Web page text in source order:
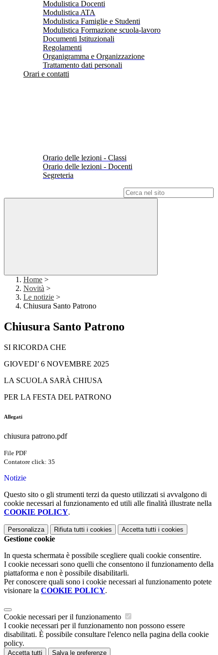
Modulistica Docenti
Modulistica ATA
Modulistica Famiglie e Studenti
Modulistica Formazione scuola-lavoro
Documenti Istituzionali
Regolamenti
Organigramma e Organizzazione
Trattamento dati personali
Orari e contatti
Orario delle lezioni - Classi
Orario delle lezioni - Docenti
Segreteria
Home >
Novità >
Le notizie >
Chiusura Santo Patrono
Chiusura Santo Patrono
SI RICORDA CHE
GIOVEDI’ 6 NOVEMBRE 2025
LA SCUOLA SARÀ CHIUSA
PER LA FESTA DEL PATRONO
Allegati
chiusura patrono.pdf
File PDF
Contatore click: 35
Notizie
Questo sito o gli strumenti terzi da questo utilizzati si avvalgono di
cookie necessari al funzionamento ed utili alle finalità illustrate nella
COOKIE POLICY.
Personalizza Rifiuta tutti i cookies Accetta tutti i cookies
Gestione cookie
In questa schermata è possibile scegliere quali cookie consentire.
I cookie necessari sono quelli che consentono il funzionamento della
piattaforma e non è possibile disabilitarli.
Per conoscere quali sono i cookie necessari al funzionamento potete
visionare la COOKIE POLICY.
Cookie necessari per il funzionamento
I cookie necessari per il funzionamento non possono essere
disabilitati. È possibile consultare l'elenco nella pagina della cookie
policy.
Accetta tutti Salva le preferenze